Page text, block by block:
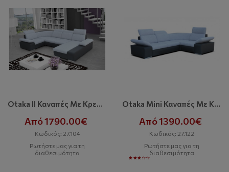
Otaka II Καναπές Με Κρεβάτι Και Αποθηκευτικό Χώρο
Από 1790.00€
Κωδικός: 27.104
Ρωτήστε μας για τη
διαθεσιμότητα
Otaka Mini Καναπές Με Κρεβάτι
Από 1390.00€
Κωδικός: 27.122
Ρωτήστε μας για τη
διαθεσιμότητα